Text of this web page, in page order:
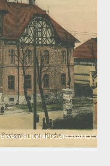
#POCZTA#SAMOCHÓD